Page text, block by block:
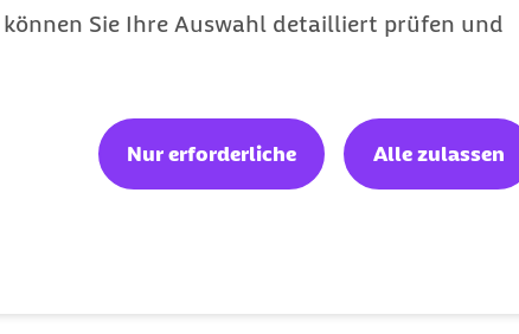
Sie Ihre Auswahl detailliert prüfen und
Nur erforderliche Alle zulassen